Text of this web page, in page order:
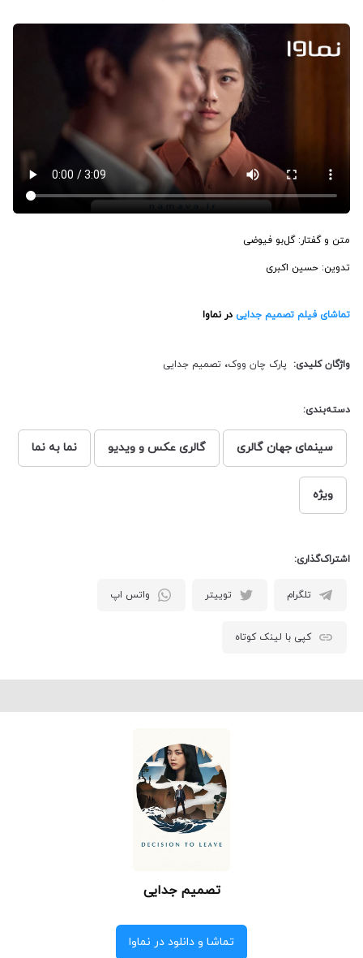
متن و گفتار: گل‌بو فیوضی
تدوین: حسین اکبری
تماشای فیلم تصمیم جدایی در نماوا
واژگان کلیدی: پارک چان ووک، تصمیم جدایی
دسته‌بندی:
سینمای جهان گالری گالری عکس و ویدیو نما به نما
ویژه
اشتراک‌گذاری:
تلگرام توییتر واتس اپ
کپی با لینک کوتاه
تصمیم جدایی
تماشا و دانلود در نماوا